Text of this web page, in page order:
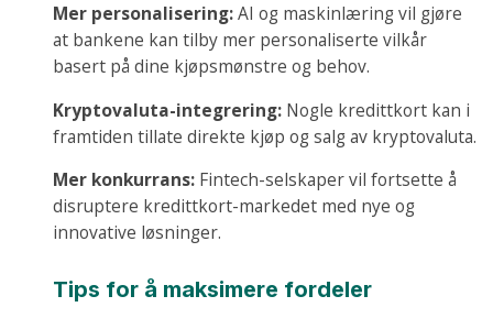
Mer personalisering:AI og maskinlæring vil gjøre
at bankene kan tilby mer personaliserte vilkår
basert på dine kjøpsmønstre og behov.
Kryptovaluta-integrering: Nogle kredittkort kan i
framtiden tillate direkte kjøp og salg av kryptovaluta.
Mer konkurrans: Fintech-selskaper vil fortsette å
disruptere kredittkort-markedet med nye og
innovative løsninger.
Tips for å maksimere fordeler